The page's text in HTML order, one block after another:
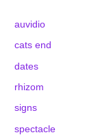
auvidio
cats end
dates
rhizom
signs
spectacle